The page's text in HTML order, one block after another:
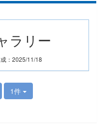
ラリー
：2025/11/18
1件